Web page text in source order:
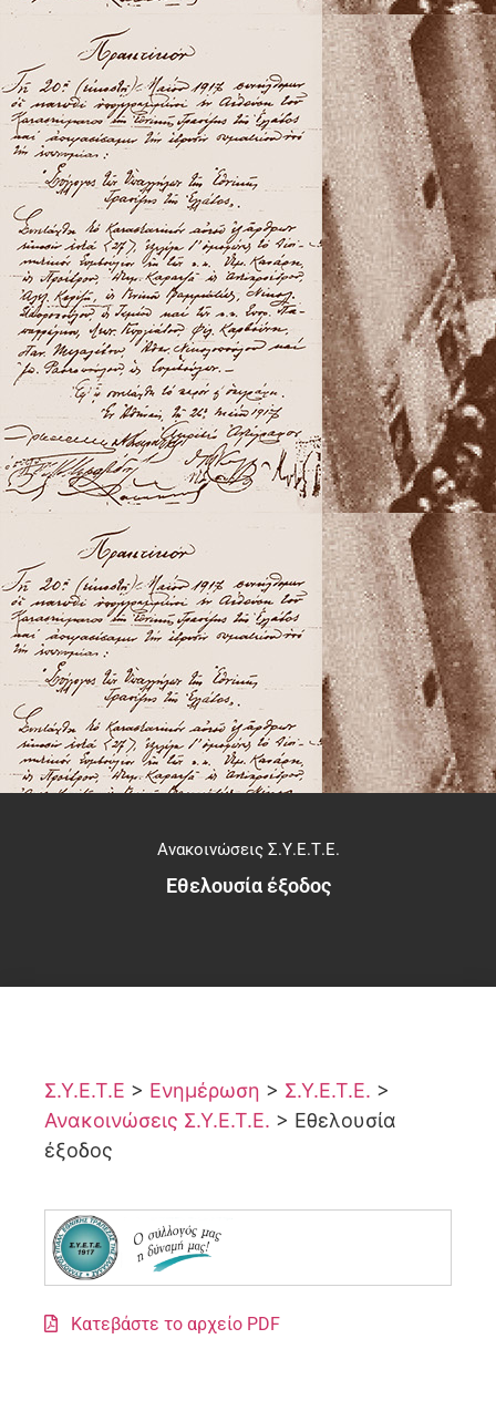
Ανακοινώσεις Σ.Υ.Ε.Τ.Ε.
Εθελουσία έξοδος
Σ.Υ.Ε.Τ.Ε > Ενημέρωση > Σ.Υ.Ε.Τ.Ε. >
Ανακοινώσεις Σ.Υ.Ε.Τ.Ε. > Εθελουσία
έξοδος
Κατεβάστε το αρχείο PDF